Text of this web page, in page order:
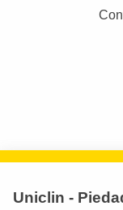
Uniclin -